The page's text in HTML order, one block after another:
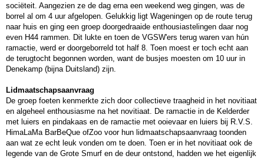
sociëteit. Aangezien ze de dag erna een weekend weg gingen, was de
borrel al om 4 uur afgelopen. Gelukkig ligt Wageningen op de route terug
naar huis en ging een groep doorgedraaide enthousiastelingen daar nog
even H44 rammen. Dit lukte en toen de VGSW'ers terug waren van hún
ramactie, werd er doorgeborreld tot half 8. Toen moest er toch echt aan
de terugtocht begonnen worden, want de busjes moesten om 10 uur in
Denekamp (bijna Duitsland) zijn.
Lidmaatschapsaanvraag
De groep foeten kenmerkte zich door collectieve traagheid in het novitiaat
en algeheel enthousiasme na het novitiaat. De ramactie in de Kelderder
met luiers en pindakaas en de ramactie met ooievaar en luiers bij R.V.S.
HimaLaMa BarBeQue ofZoo voor hun lidmaatschapsaanvraag toonden
aan wat ze echt leuk vonden om te doen. Toen er in het novitiaat ook de
legende van de Grote Smurf en de deur ontstond, hadden we het eigenlijk